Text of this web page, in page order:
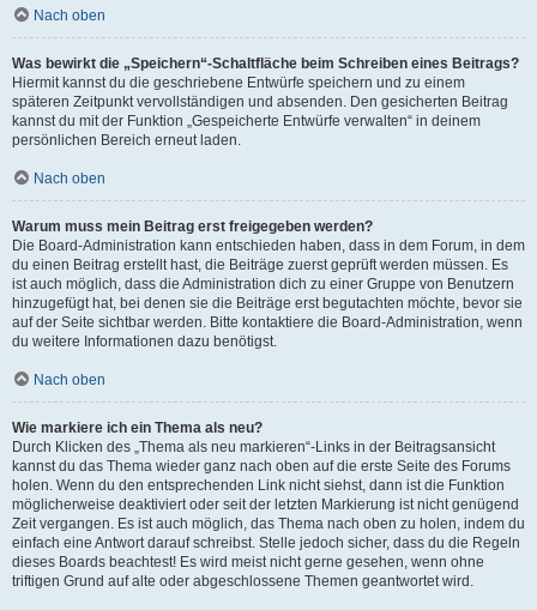
Nach oben
Was bewirkt die „Speichern“-Schaltfläche beim Schreiben eines Beitrags?
Hiermit kannst du die geschriebene Entwürfe speichern und zu einem
späteren Zeitpunkt vervollständigen und absenden. Den gesicherten Beitrag
kannst du mit der Funktion „Gespeicherte Entwürfe verwalten“ in deinem
persönlichen Bereich erneut laden.
Nach oben
Warum muss mein Beitrag erst freigegeben werden?
Die Board-Administration kann entschieden haben, dass in dem Forum, in dem
du einen Beitrag erstellt hast, die Beiträge zuerst geprüft werden müssen. Es
ist auch möglich, dass die Administration dich zu einer Gruppe von Benutzern
hinzugefügt hat, bei denen sie die Beiträge erst begutachten möchte, bevor sie
auf der Seite sichtbar werden. Bitte kontaktiere die Board-Administration, wenn
du weitere Informationen dazu benötigst.
Nach oben
Wie markiere ich ein Thema als neu?
Durch Klicken des „Thema als neu markieren“-Links in der Beitragsansicht
kannst du das Thema wieder ganz nach oben auf die erste Seite des Forums
holen. Wenn du den entsprechenden Link nicht siehst, dann ist die Funktion
möglicherweise deaktiviert oder seit der letzten Markierung ist nicht genügend
Zeit vergangen. Es ist auch möglich, das Thema nach oben zu holen, indem du
einfach eine Antwort darauf schreibst. Stelle jedoch sicher, dass du die Regeln
dieses Boards beachtest! Es wird meist nicht gerne gesehen, wenn ohne
triftigen Grund auf alte oder abgeschlossene Themen geantwortet wird.